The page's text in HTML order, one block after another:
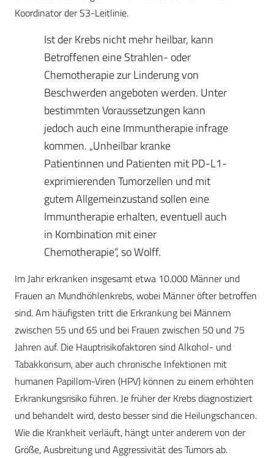
Koordinator der S3-Leitlinie.
Ist der Krebs nicht mehr heilbar, kann
Betroffenen eine Strahlen- oder
Chemotherapie zur Linderung von
Beschwerden angeboten werden. Unter
bestimmten Voraussetzungen kann
jedoch auch eine Immuntherapie infrage
kommen. „Unheilbar kranke
Patientinnen und Patienten mit PD-L1-
exprimierenden Tumorzellen und mit
gutem Allgemeinzustand sollen eine
Immuntherapie erhalten, eventuell auch
in Kombination mit einer
Chemotherapie“, so Wolff.
Im Jahr erkranken insgesamt etwa 10.000 Männer und
Frauen an Mundhöhlenkrebs, wobei Männer öfter betroffen
sind. Am häufigsten tritt die Erkrankung bei Männern
zwischen 55 und 65 und bei Frauen zwischen 50 und 75
Jahren auf. Die Hauptrisikofaktoren sind Alkohol- und
Tabakkonsum, aber auch chronische Infektionen mit
humanen Papillom-Viren (HPV) können zu einem erhöhten
Erkrankungsrisiko führen. Je früher der Krebs diagnostiziert
und behandelt wird, desto besser sind die Heilungschancen.
Wie die Krankheit verläuft, hängt unter anderem von der
Größe, Ausbreitung und Aggressivität des Tumors ab.